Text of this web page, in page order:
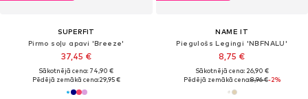
SUPERFIT
Pirmo soļu apavi 'Breeze'
37,45 €
Sākotnējā cena: 74,90 €
Pēdējā zemākā cena:29,95 €
NAME IT
Piegulošs Legingi 'NBFNALU'
8,75 €
Sākotnējā cena: 26,90 €
Pēdējā zemākā cena:8,96 €-2%